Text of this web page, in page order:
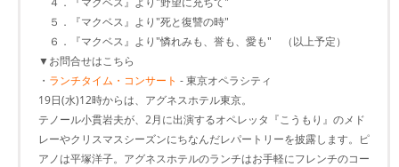
５．『マクベス』より"死と復讐の時"
６．『マクベス』より"憐れみも、誉も、愛も" （以上予定）
▼お問合せはこちら
・ ランチタイム・コンサート - 東京オペラシティ
19日(水)12時からは、アグネスホテル東京。
テノール小貫岩夫が、2月に出演するオペレッタ『こうもり』のメド
レーやクリスマスシーズンにちなんだレパートリーを披露します。ピ
アノは平塚洋子。アグネスホテルのランチはお手軽にフレンチのコー